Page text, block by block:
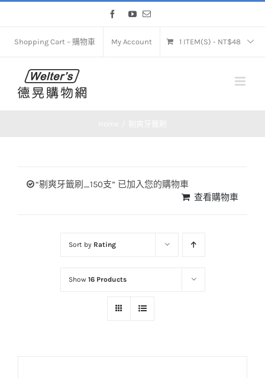
content
FacebookYouTube
Email
Shopping Cart – 購物車 My Account 1 ITEM(S) - NT$48
“剔爽牙籤刷_150支” 已加入您的購物車
查看購物車
Sort by Rating
Show 16 Products